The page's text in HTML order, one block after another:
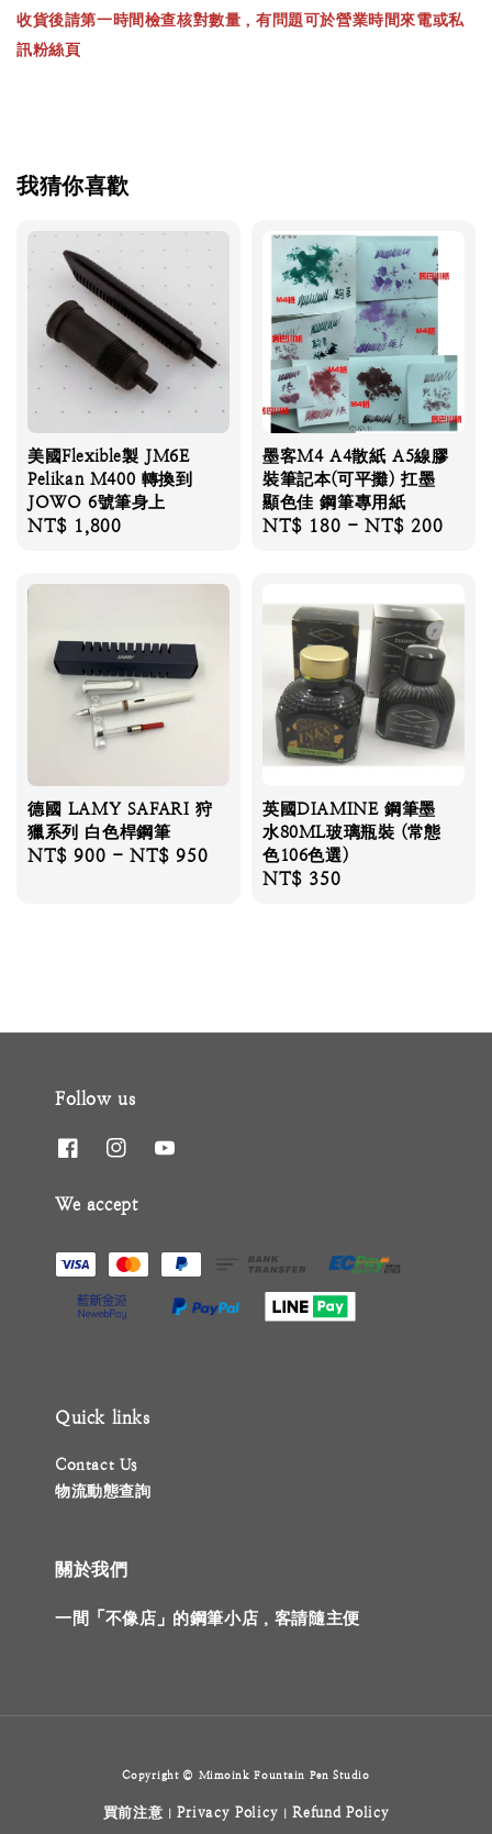
收貨後請第一時間檢查核對數量，有問題可於營業時間來電或私
訊粉絲頁
我猜你喜歡
美國Flexible製 JM6E
Pelikan M400 轉換到
JOWO 6號筆身上
Regular
NT$ 1,800
墨客M4 A4散紙 A5線膠
裝筆記本(可平攤) 扛墨
顯色佳 鋼筆專用紙
Regular
NT$ 180 -NT$ 200
德國 LAMY SAFARI 狩
獵系列 白色桿鋼筆
Regular
NT$ 900 -NT$ 950
英國DIAMINE 鋼筆墨
水80ML玻璃瓶裝 (常態
色106色選)
Regular
NT$ 350
Follow us
We accept
Quick links
Contact Us
物流動態查詢
關於我們
一間「不像店」的鋼筆小店，客請隨主便
Copyright © Mimoink Fountain Pen Studio
買前注意 Privacy Policy Refund Policy